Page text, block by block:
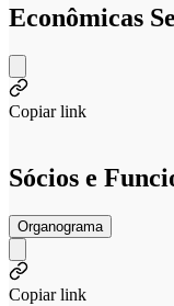
Econômicas
Copiar link
Sócios e
Organograma
Copiar link